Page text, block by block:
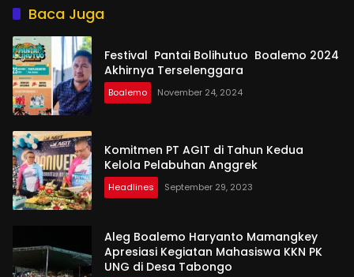
Baca Juga
Festival Pantai Bolihutuo Boalemo 2024
Akhirnya Terselenggara
Boalemo November 24, 2024
Komitmen PT AGIT di Tahun Kedua
Kelola Pelabuhan Anggrek
Headlines September 29, 2023
Aleg Boalemo Haryanto Mamangkey
Apresiasi Kegiatan Mahasiswa KKN PK
UNG di Desa Tabongo